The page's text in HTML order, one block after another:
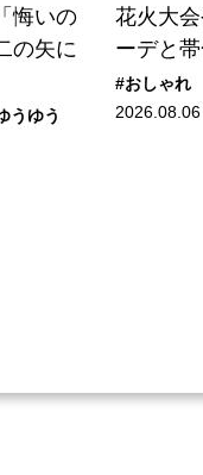
悔いの
の矢に
うゆう
花火大
ーデと
#おしゃれ
2026.08.06